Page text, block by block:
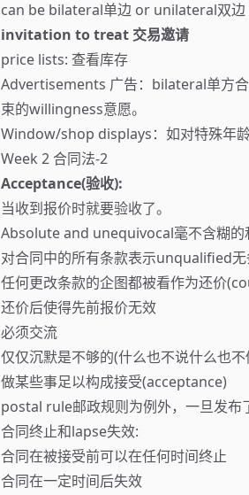
can be bilateral单边 or unilateral双边
invitation to treat 交易邀请
price lists: 查看库存
Advertisements 广告：bilateral单方
束的willingness意愿。
Window/shop displays：如对特殊年
Week 2 合同法-2
Acceptance(验收):
当收到报价时就要验收了。
Absolute and unequivocal毫不含糊的
对合同中的所有条款表示unqualified无
任何更改条款的企图都被看作为还价
还价后使得先前报价无效
必须交流
仅仅沉默是不够的(什么也不说什么也不
做某些事足以构成接受(acceptance)
postal rule邮政规则为例外，一旦发布
合同终止和lapse失效:
合同在被接受前可以在任何时间终止
合同在一定时间后失效